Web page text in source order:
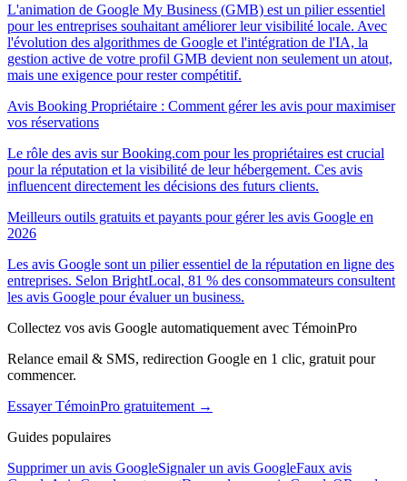
L'animation de Google My Business (GMB) est un pilier essentiel
pour les entreprises souhaitant améliorer leur visibilité locale. Avec
l'évolution des algorithmes de Google et l'intégration de l'IA, la
gestion active de votre profil GMB devient non seulement un atout,
mais une exigence pour rester compétitif.
Avis Booking Propriétaire : Comment gérer les avis pour maximiser
vos réservations
Le rôle des avis sur Booking.com pour les propriétaires est crucial
pour la réputation et la visibilité de leur hébergement. Ces avis
influencent directement les décisions des futurs clients.
Meilleurs outils gratuits et payants pour gérer les avis Google en
2026
Les avis Google sont un pilier essentiel de la réputation en ligne des
entreprises. Selon BrightLocal, 81 % des consommateurs consultent
les avis Google pour évaluer un business.
Collectez vos avis Google automatiquement avec TémoinPro
Relance email & SMS, redirection Google en 1 clic, gratuit pour
commencer.
Essayer TémoinPro gratuitement →
Guides populaires
Supprimer un avis GoogleSignaler un avis GoogleFaux avis